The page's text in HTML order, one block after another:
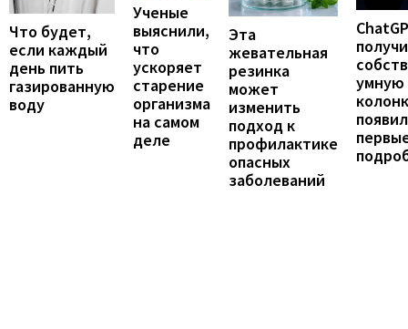
Что будет,
если каждый
день пить
газированную
воду
Ученые
выяснили,
что
ускоряет
старение
организма
на самом
деле
Эта
жевательная
резинка
может
изменить
подход к
профилактике
опасных
заболеваний
умную